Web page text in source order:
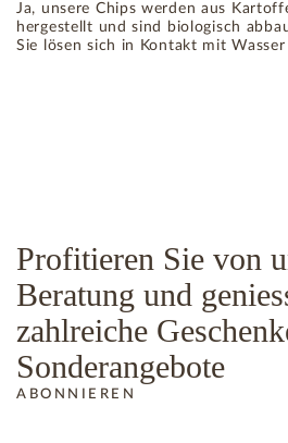
Ja, unsere Chips werden aus
hergestellt und sind biologisch
Sie lösen sich in Kontakt mit
Profitieren Sie von
Beratung und
zahlreiche
Sonderangebote
ABONNIEREN